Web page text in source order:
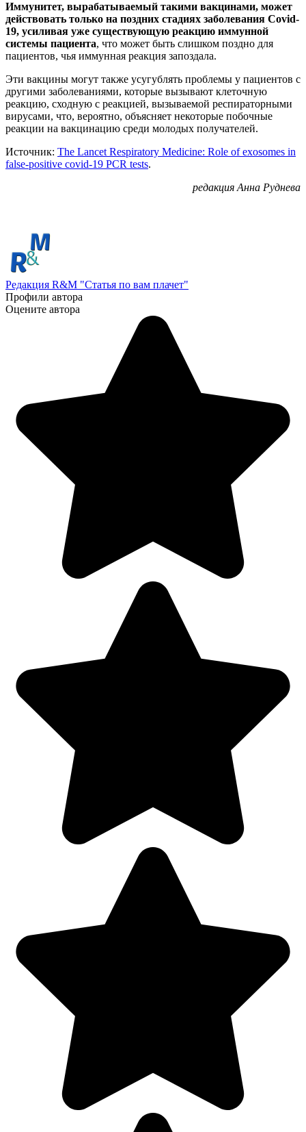
Иммунитет, вырабатываемый такими вакцинами, может
действовать только на поздних стадиях заболевания Covid-
19, усиливая уже существующую реакцию иммунной
системы пациента, что может быть слишком поздно для
пациентов, чья иммунная реакция запоздала.
Эти вакцины могут также усугублять проблемы у пациентов с
другими заболеваниями, которые вызывают клеточную
реакцию, сходную с реакцией, вызываемой респираторными
вирусами, что, вероятно, объясняет некоторые побочные
реакции на вакцинацию среди молодых получателей.
Источник: The Lancet Respiratory Medicine: Role of exosomes in
false-positive covid-19 PCR tests.
редакция Анна Руднева
Редакция R&M "Статья по вам плачет"
Профили автора
Оцените автора